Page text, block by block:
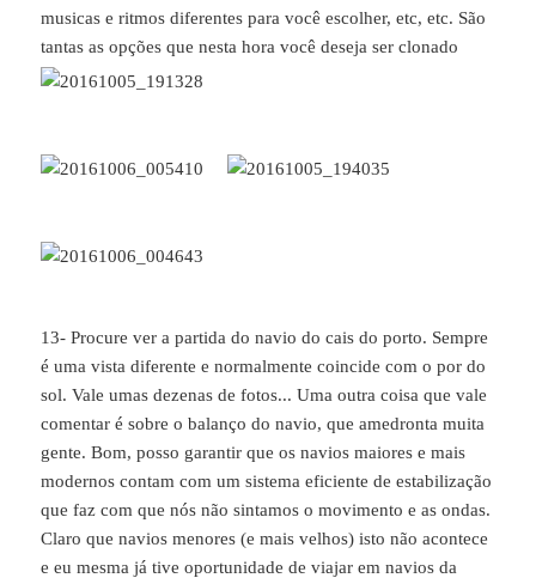
musicas e ritmos diferentes para você escolher, etc, etc. São
tantas as opções que nesta hora você deseja ser clonado
13- Procure ver a partida do navio do cais do porto. Sempre
é uma vista diferente e normalmente coincide com o por do
sol. Vale umas dezenas de fotos... Uma outra coisa que vale
comentar é sobre o balanço do navio, que amedronta muita
gente. Bom, posso garantir que os navios maiores e mais
modernos contam com um sistema eficiente de estabilização
que faz com que nós não sintamos o movimento e as ondas.
Claro que navios menores (e mais velhos) isto não acontece
e eu mesma já tive oportunidade de viajar em navios da